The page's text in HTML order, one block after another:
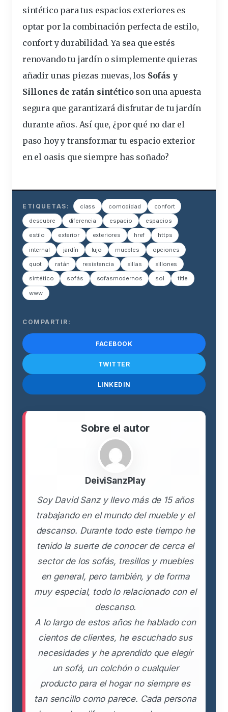
sintético para tus espacios exteriores es
optar por la combinación perfecta de estilo,
confort y durabilidad. Ya sea que estés
renovando tu jardín o simplemente quieras
añadir unas piezas nuevas, los Sofás y
Sillones de ratán sintéticoson una apuesta
segura que garantizará disfrutar de tu jardín
durante años. Así que, ¿por qué no dar el
paso hoy y transformar tu espacio exterior
en el oasis que siempre has soñado?
ETIQUETAS: class comodidad confort
descubre diferencia espacio espacios
estilo exterior exteriores href https
internal jardín lujo muebles opciones
quot ratán resistencia sillas sillones
sintético sofás sofasmodernos sol title
www
COMPARTIR:
FACEBOOK
TWITTER
LINKEDIN
Sobre el autor
DeiviSanzPlay
Soy David Sanz y llevo más de 15 años
trabajando en el mundo del mueble y el
descanso. Durante todo este tiempo he
tenido la suerte de conocer de cerca el
sector de los sofás, tresillos y muebles
en general, pero también, y de forma
muy especial, todo lo relacionado con el
descanso.
A lo largo de estos años he hablado con
cientos de clientes, he escuchado sus
necesidades y he aprendido que elegir
un sofá, un colchón o cualquier
producto para el hogar no siempre es
tan sencillo como parece. Cada persona